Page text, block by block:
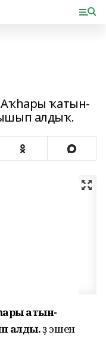
ҡатын-
алдыҡ.
ҡатын-
алдыҡ.Үҙ эшен